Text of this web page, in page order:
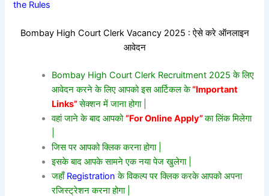
the Rules
Bombay High Court Clerk Vacancy 2025 : ऐसे करे ऑनलाइन
आवेदन
Bombay High Court Clerk Recruitment 2025 के लिए
आवेदन करने के लिए आपको इस आर्टिकल के“Important
Links”सेक्शन में जाना होगा |
वहां जाने के बाद आपको“For Online Apply”का लिंक मिलेगा
जिस पर आपको क्लिक करना होगा |
इसके बाद आपके सामने एक नया पेज खुलेगा |
जहाँ Registrationके विकल्प पर क्लिक करके आपको अपना
रजिस्ट्रेशन करना होगा |